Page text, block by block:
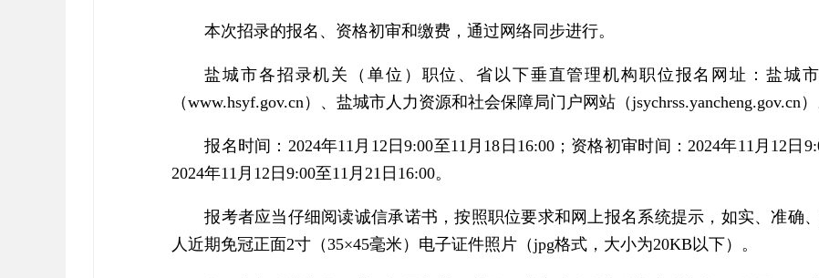
本次招录的报名、资格初审和缴费，通过网络同步进行。
盐城市各招录机关（单位）职位、省以下垂直管理机构职位报名网址：盐城
（www.hsyf.gov.cn）、盐城市人力资源和社会保障局门户网站（jsychrss.yancheng.gov.cn）
报名时间：2024年11月12日9:00至11月18日16:00；资格初审时间：2024年11月12日
2024年11月12日9:00至11月21日16:00。
报考者应当仔细阅读诚信承诺书，按照职位要求和网上报名系统提示，如实、准确
人近期免冠正面2寸（35×45毫米）电子证件照片（jpg格式，大小为20KB以下）。